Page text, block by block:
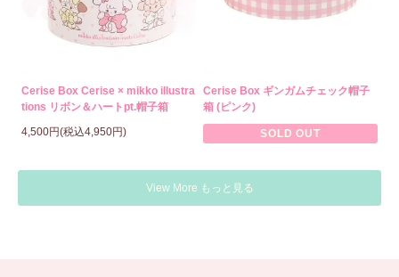
Cerise Box Cerise × mikko illustra
tions リボン＆ハートpt.帽子箱
4,500円(税込4,950円)
Cerise Box ギンガムチェック帽子
箱 (ピンク)
SOLD OUT
View More もっと見る